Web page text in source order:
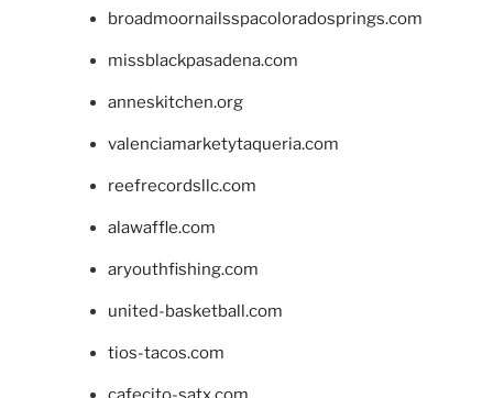
broadmoornailsspacoloradosprings.com
missblackpasadena.com
anneskitchen.org
valenciamarketytaqueria.com
reefrecordsllc.com
alawaffle.com
aryouthfishing.com
united-basketball.com
tios-tacos.com